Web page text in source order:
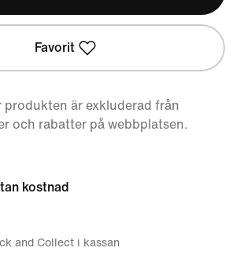
Favorit
produkten är exkluderad från
och rabatter på webbplatsen.
kostnad
and Collect i kassan